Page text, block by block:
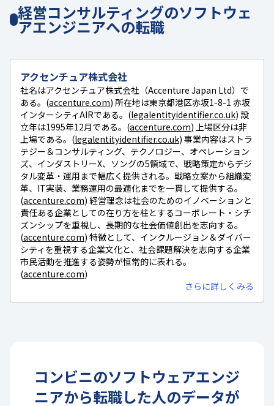
経営コンサルティングのソフトウェ
アエンジニアへの転職
アクセンチュア株式会社
社名はアクセンチュア株式会社（Accenture Japan Ltd）で
ある。(accenture.com) 所在地は東京都港区赤坂1-8-1 赤坂
インターシティAIRである。(legalentityidentifier.co.uk) 設
立年は1995年12月である。(accenture.com) 上場区分は非
上場である。(legalentityidentifier.co.uk) 事業内容はストラ
テジー＆コンサルティング、テクノロジー、オペレーション
ズ、インダストリーX、ソングの5領域で、戦略策定からデジ
タル変革・運用まで幅広く提供される。戦略立案から組織変
革、IT実装、業務運用の最適化までを一貫して提供する。
(accenture.com) 経営理念は社会のためのイノベーションと
責任ある企業としての在り方を柱とするコーポレート・シチ
ズンシップを重視し、長期的な社会価値創出を志向する。
(accenture.com) 特徴として、インクルージョン＆ダイバー
シティを重視する企業文化と、社会課題解決を志向する企業
市民活動を推進する姿勢が恒常的に表れる。
(accenture.com)
さらに詳しくみる
コンビニのソフトウェアエンジ
ニアから転職した人のデータが